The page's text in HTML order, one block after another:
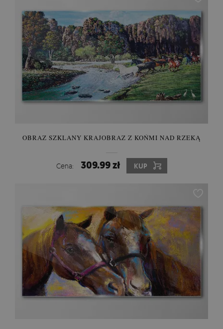
OBRAZ SZKLANY KRAJOBRAZ Z KOŃMI NAD RZEKĄ
Cena: 309.99 zł KUP